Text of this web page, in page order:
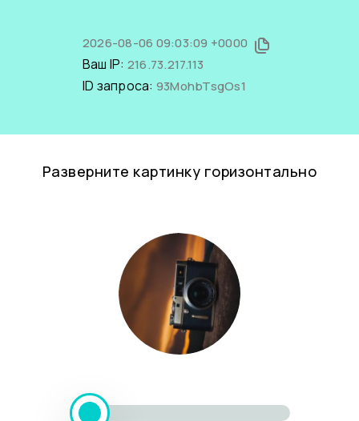
2026-08-06 09:03:09 +0000
Ваш IP: 216.73.217.113
ID запроса: 93MohbTsgOs1
Разверните картинку горизонтально